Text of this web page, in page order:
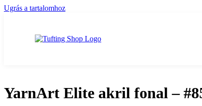
Ugrás a tartalomhoz
YarnArt Elite akril fonal –